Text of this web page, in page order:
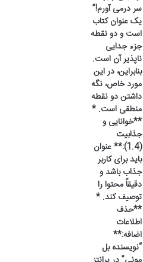
سر درمی آورم!”
یک عنوان کتاب
است و دو نقطه
جزء جدایی
ناپذیر آن است.
بنابراین، در این
مورد خاص، نگه
داشتن دو نقطه
منطقی است. *
**خوانایی و
جذابیت
(1.4):** عنوان
باید برای کاربر
جذاب باشد و
دقیقاً محتوا را
توصیف کند. *
**حذف
اطلاعات
اضافه:**
“نویسنده بل